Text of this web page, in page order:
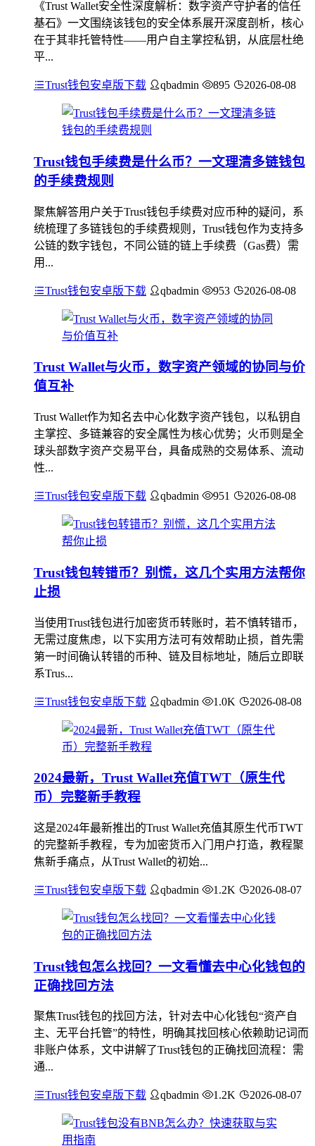
《Trust Wallet安全性深度解析：数字资产守护者的信任
基石》一文围绕该钱包的安全体系展开深度剖析，核心
在于其非托管特性——用户自主掌控私钥，从底层杜绝
平...
Trust钱包安卓版下载 qbadmin 895 2026-08-08
Trust钱包手续费是什么币？一文理清多链钱包
的手续费规则
聚焦解答用户关于Trust钱包手续费对应币种的疑问，系
统梳理了多链钱包的手续费规则，Trust钱包作为支持多
公链的数字钱包，不同公链的链上手续费（Gas费）需
用...
Trust钱包安卓版下载 qbadmin 953 2026-08-08
Trust Wallet与火币，数字资产领域的协同与价
值互补
Trust Wallet作为知名去中心化数字资产钱包，以私钥自
主掌控、多链兼容的安全属性为核心优势；火币则是全
球头部数字资产交易平台，具备成熟的交易体系、流动
性...
Trust钱包安卓版下载 qbadmin 951 2026-08-08
Trust钱包转错币？别慌，这几个实用方法帮你
止损
当使用Trust钱包进行加密货币转账时，若不慎转错币，
无需过度焦虑，以下实用方法可有效帮助止损，首先需
第一时间确认转错的币种、链及目标地址，随后立即联
系Trus...
Trust钱包安卓版下载 qbadmin 1.0K 2026-08-08
2024最新，Trust Wallet充值TWT（原生代
币）完整新手教程
这是2024年最新推出的Trust Wallet充值其原生代币TWT
的完整新手教程，专为加密货币入门用户打造，教程聚
焦新手痛点，从Trust Wallet的初始...
Trust钱包安卓版下载 qbadmin 1.2K 2026-08-07
Trust钱包怎么找回？一文看懂去中心化钱包的
正确找回方法
聚焦Trust钱包的找回方法，针对去中心化钱包“资产自
主、无平台托管”的特性，明确其找回核心依赖助记词而
非账户体系，文中讲解了Trust钱包的正确找回流程：需
通...
Trust钱包安卓版下载 qbadmin 1.2K 2026-08-07